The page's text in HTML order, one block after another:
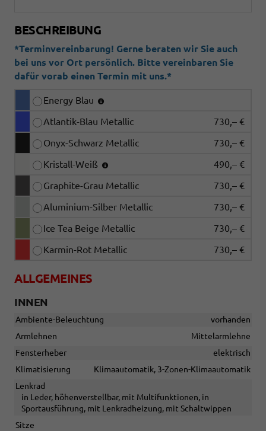
BESCHREIBUNG
*Terminvereinbarung! Gerne beraten wir Sie auch
bei uns vor Ort persönlich. Bitte vereinbaren Sie
dafür vorab einen Termin mit uns.*
Energy Blau
Atlantik-Blau Metallic
730,– €
Onyx-Schwarz Metallic
730,– €
Kristall-Weiß
490,– €
Graphite-Grau Metallic
730,– €
Aluminium-Silber Metallic
730,– €
Ice Tea Beige Metallic
730,– €
Karmin-Rot Metallic
730,– €
ALLGEMEINES
INNEN
Ambiente-Beleuchtung
vorhanden
Armlehnen
Mittelarmlehne
Fensterheber
elektrisch
Klimatisierung
Klimaautomatik, 3-Zonen-Klimaautomatik
Lenkrad
in Leder, höhenverstellbar, mit Multifunktionen, in
Sportausführung, mit Lenkradheizung, mit Schaltwippen
Sitze